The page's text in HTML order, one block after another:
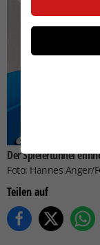
Der Spielertunnel
Foto: Hannes Anger/
Teilen auf